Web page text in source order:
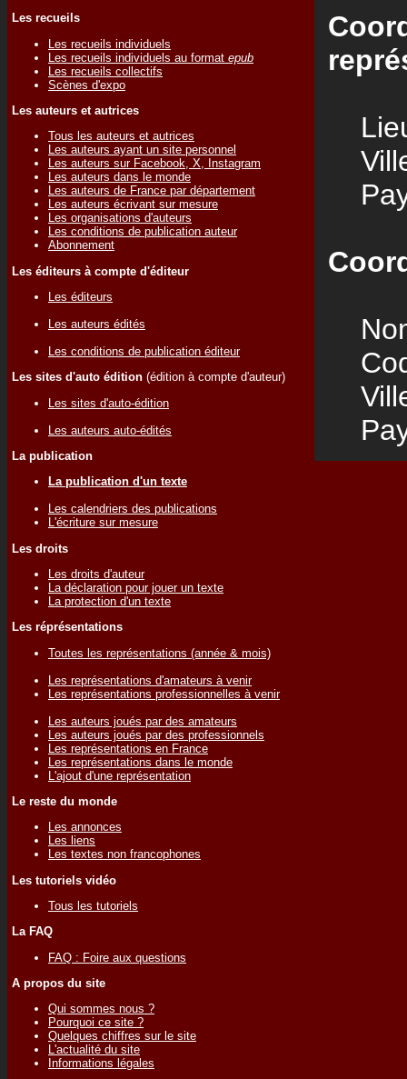
Les recueils
Les recueils individuels
Les recueils individuels au format epub
Les recueils collectifs
Scènes d'expo
Les auteurs et autrices
Tous les auteurs et autrices
Les auteurs ayant un site personnel
Les auteurs sur Facebook, X, Instagram
Les auteurs dans le monde
Les auteurs de France par département
Les auteurs écrivant sur mesure
Les organisations d'auteurs
Les conditions de publication auteur
Abonnement
Les éditeurs à compte d'éditeur
Les éditeurs
Les auteurs édités
Les conditions de publication éditeur
Les sites d'auto édition (édition à compte d'auteur)
Les sites d'auto-édition
Les auteurs auto-édités
La publication
La publication d'un texte
Les calendriers des publications
L'écriture sur mesure
Les droits
Les droits d'auteur
La déclaration pour jouer un texte
La protection d'un texte
Les réprésentations
Toutes les représentations (année & mois)
Les représentations d'amateurs à venir
Les représentations professionnelles à venir
Les auteurs joués par des amateurs
Les auteurs joués par des professionnels
Les représentations en France
Les représentations dans le monde
L'ajout d'une représentation
Le reste du monde
Les annonces
Les liens
Les textes non francophones
Les tutoriels vidéo
Tous les tutoriels
La FAQ
FAQ : Foire aux questions
A propos du site
Qui sommes nous ?
Pourquoi ce site ?
Quelques chiffres sur le site
L'actualité du site
Informations légales